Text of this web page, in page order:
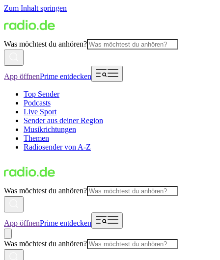
Zum Inhalt springen
Was möchtest du anhören?
App öffnenPrime entdecken
Top Sender
Podcasts
Live Sport
Sender aus deiner Region
Musikrichtungen
Themen
Radiosender von A-Z
Was möchtest du anhören?
App öffnenPrime entdecken
Was möchtest du anhören?